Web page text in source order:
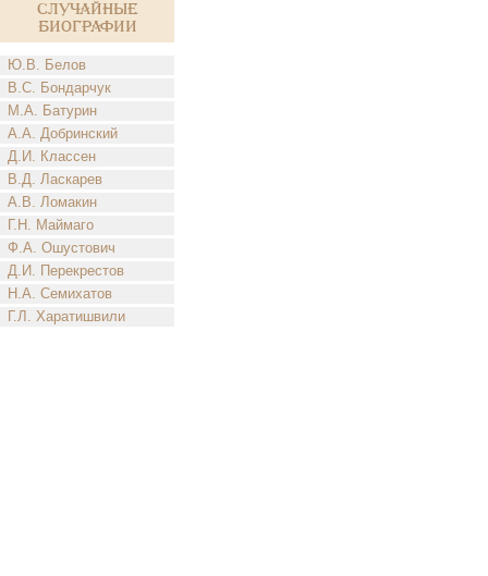
Случайные
биографии
Ю.В. Белов
В.С. Бондарчук
М.А. Батурин
А.А. Добринский
Д.И. Классен
В.Д. Ласкарев
А.В. Ломакин
Г.Н. Маймаго
Ф.А. Ошустович
Д.И. Перекрестов
Н.А. Семихатов
Г.Л. Харатишвили